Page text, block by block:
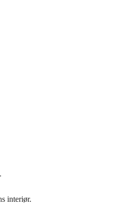
interiør.